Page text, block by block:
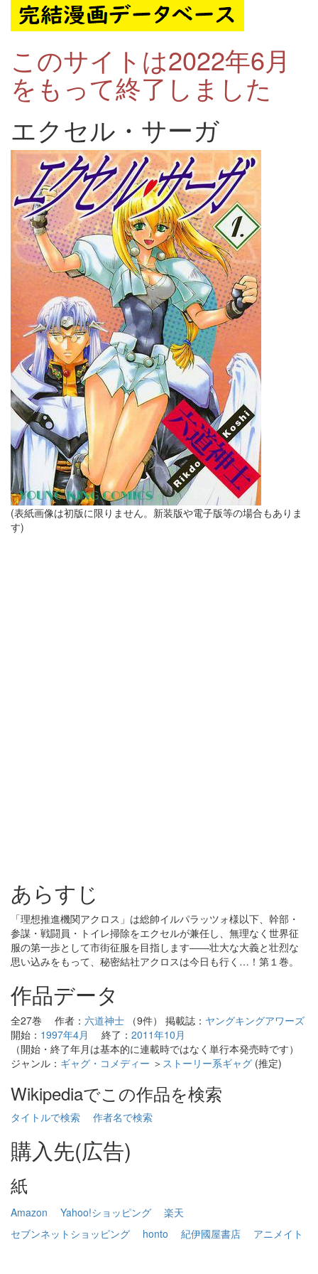
このサイトは2022年6月
をもって終了しました
エクセル・サーガ
(表紙画像は初版に限りません。新装版や電子版等の場合もありま
す)
あらすじ
「理想推進機関アクロス」は総帥イルパラッツォ様以下、幹部・
参謀・戦闘員・トイレ掃除をエクセルが兼任し、無理なく世界征
服の第一歩として市街征服を目指します――壮大な大義と壮烈な
思い込みをもって、秘密結社アクロスは今日も行く…！第１巻。
作品データ
全27巻 作者： 六道神士 （9件） 掲載誌： ヤングキングアワーズ
開始： 1997年4月 終了： 2011年10月
（開始・終了年月は基本的に連載時ではなく単行本発売時です）
ジャンル： ギャグ・コメディー ＞ ストーリー系ギャグ (推定)
Wikipediaでこの作品を検索
タイトルで検索 作者名で検索
購入先(広告)
紙
Amazon Yahoo!ショッピング
楽天
セブンネットショッピング
honto 紀伊國屋書店 アニメイト